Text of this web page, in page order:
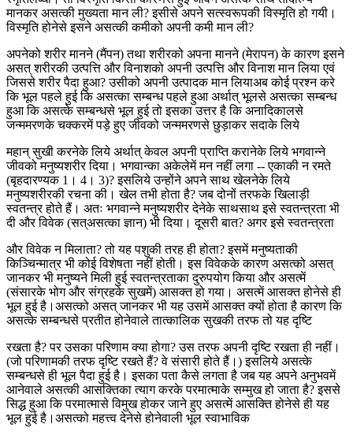
मानकर असत्की मुख्यता मान ली? इसीसे अपने सत्स्वरूपकी विस्मृति हो गयी।
विस्मृति होनेसे इसने असत्की कमीको अपनी कमी मान ली?
अपनेको शरीर मानने (मैंपन) तथा शरीरको अपना मानने (मेरापन) के कारण इसने
असत् शरीरकी उत्पत्ति और विनाशको अपनी उत्पत्ति और विनाश मान लिया एवं
जिससे शरीर पैदा हुआ? उसीको अपनी उत्पादक मान लियाअब कोई प्रश्न करे
कि भूल पहले हुई कि असत्का सम्बन्ध पहले हुआ अर्थात् भूलसे असत्का सम्बन्ध
हुआ कि असत्के सम्बन्धसे भूल हुई तो इसका उत्तर है कि अनादिकालसे
जन्ममरणके चक्करमें पड़े हुए जीवको जन्ममरणसे छुड़ाकर सदाके लिये
महान् सुखी करनेके लिये अर्थात् केवल अपनी प्राप्ति करानेके लिये भगवान्ने
जीवको मनुष्यशरीर दिया। भगवान्का अकेलेमें मन नहीं लगा -- एकाकी न रमते
(बृहदारण्यक 1। 4। 3)? इसलिये उन्होंने अपने साथ खेलनेके लिये
मनुष्यशरीरकी रचना की। खेल तभी होता है? जब दोनों तरफके खिलाड़ी
स्वतन्त्र होते हैं। अतः भगवान्ने मनुष्यशरीर देनेके साथसाथ इसे स्वतन्त्रता भी
दी और विवेक (सत्असत्का ज्ञान) भी दिया। दूसरी बात? अगर इसे स्वतन्त्रता
और विवेक न मिलाता? तो यह पशुकी तरह ही होता? इसमें मनुष्यताकी
किञ्चिन्मात्र भी कोई विशेषता नहीं होती। इस विवेकके कारण असत्को असत्
जानकर भी मनुष्यने मिली हुई स्वतन्त्रताका दुरुपयोग किया और असत्में
(संसारके भोग और संग्रहके सुखमें) आसक्त हो गया। असत्में आसक्त होनेसे ही
भूल हुई है।असत्को असत् जानकर भी यह उसमें आसक्त क्यों होता है कारण कि
असत्के सम्बन्धसे प्रतीत होनेवाले तात्कालिक सुखकी तरफ तो यह दृष्टि
रखता है? पर उसका परिणाम क्या होगा? उस तरफ अपनी दृष्टि रखता ही नहीं।
(जो परिणामकी तरफ दृष्टि रखते हैं? वे संसारी होते हैं।) इसलिये असत्के
सम्बन्धसे ही भूल पैदा हुई है। इसका पता कैसे लगता है जब यह अपने अनुभवमें
आनेवाले असत्की आसक्तिका त्याग करके परमात्माके सम्मुख हो जाता है? इससे
सिद्ध हुआ कि परमात्मासे विमुख होकर जाने हुए असत्में आसक्ति होनेसे ही यह
भूल हुई है।असत्को महत्त्व देनेसे होनेवाली भूल स्वाभाविक